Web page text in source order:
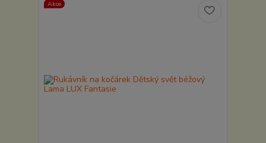
Akce